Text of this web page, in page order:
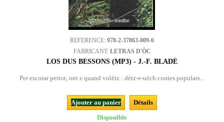
REFERENCE: 978-2-37863-009-6
FABRICANT: LETRAS D'ÒC
LOS DUS BESSONS (MP3) - J.-F. BLADÉ
Per escotar pertot, ont e quand volètz : dètz-e-uèch contes populars...
Ajouter au panier
Détails
Disponible